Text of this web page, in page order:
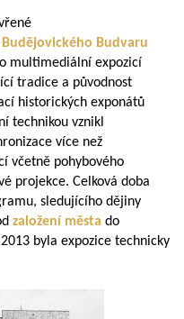
Budějovického Budvaru
multimediální expozicí
tradice a původnost
historických exponátů
technikou vznikl
více než
včetně pohybového
projekce. Celková doba
sledujícího dějiny
založení města do
byla expozice technicky